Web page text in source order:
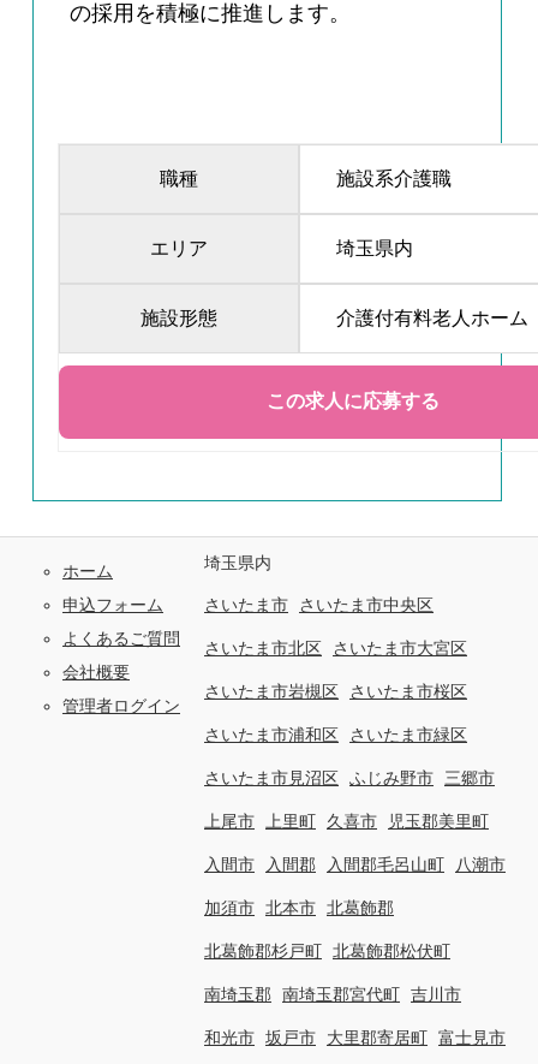
の採用を積極に推進します。
職種 施設系介護職
エリア 埼玉県内
施設形態 介護付有料老人ホーム
ホーム
申込フォーム
よくあるご質問
会社概要
管理者ログイン
埼玉県内
さいたま市 さいたま市中央区
さいたま市北区 さいたま市大宮区
さいたま市岩槻区 さいたま市桜区
さいたま市浦和区 さいたま市緑区
さいたま市見沼区 ふじみ野市 三郷市
上尾市 上里町 久喜市 児玉郡美里町
入間市 入間郡 入間郡毛呂山町 八潮市
加須市 北本市 北葛飾郡
北葛飾郡杉戸町 北葛飾郡松伏町
南埼玉郡 南埼玉郡宮代町 吉川市
和光市 坂戸市 大里郡寄居町 富士見市